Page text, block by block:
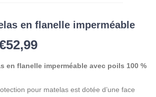
en flanelle imperméable
52,99Plage de prix :
en flanelle imperméable avec poils 100 %
pour matelas est dotée d’une face